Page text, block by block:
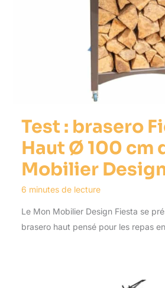
Test : brasero
Haut Ø 100 cm
Mobilier
6 minutes de lecture
Le Mon Mobilier Design Fiesta se
brasero haut pensé pour les repas en